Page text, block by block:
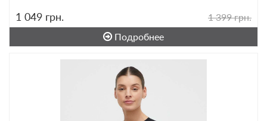
1 049 грн.
1 399 грн.
Подробнее